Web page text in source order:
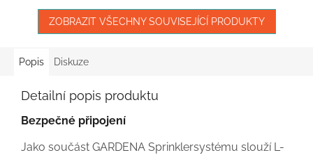
ZOBRAZIT VŠECHNY SOUVISEJÍCÍ PRODUKTY
Popis Diskuze
Detailní popis produktu
Bezpečné připojení
Jako součást GARDENA Sprinklersystému slouží L-